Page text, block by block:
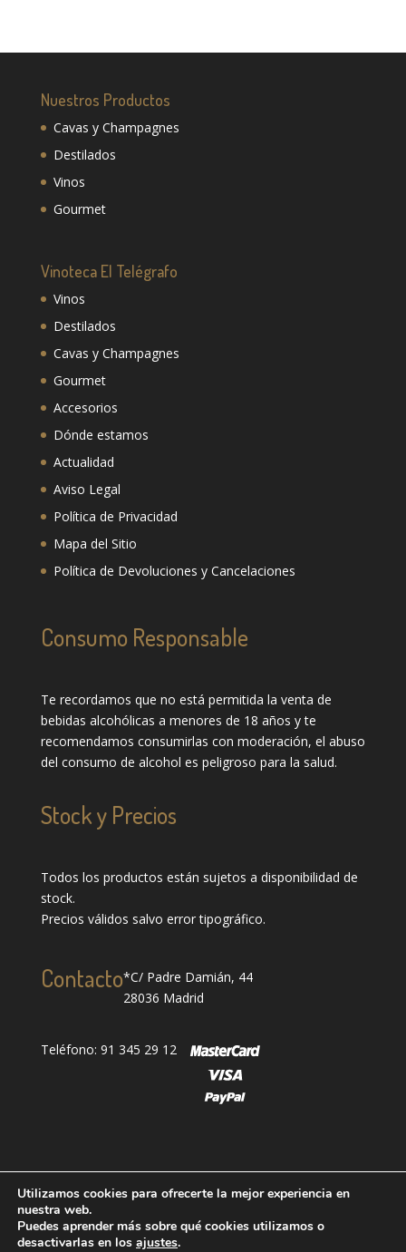
Nuestros Productos
Cavas y Champagnes
Destilados
Vinos
Gourmet
Vinoteca El Telégrafo
Vinos
Destilados
Cavas y Champagnes
Gourmet
Accesorios
Dónde estamos
Actualidad
Aviso Legal
Política de Privacidad
Mapa del Sitio
Política de Devoluciones y Cancelaciones
Consumo Responsable
Te recordamos que no está permitida la venta de
bebidas alcohólicas a menores de 18 años y te
recomendamos consumirlas con moderación, el abuso
del consumo de alcohol es peligroso para la salud.
Stock y Precios
Todos los productos están sujetos a disponibilidad de
stock.
Precios válidos salvo error tipográfico.
Contacto*C/ Padre Damián, 44
28036 Madrid
Teléfono: 91 345 29 12
Designed byshowin| Todos los derechos reservados
Utilizamos cookies para ofrecerte la mejor experiencia en
nuestra web.
Puedes aprender más sobre qué cookies utilizamos o
desactivarlas en los ajustes.